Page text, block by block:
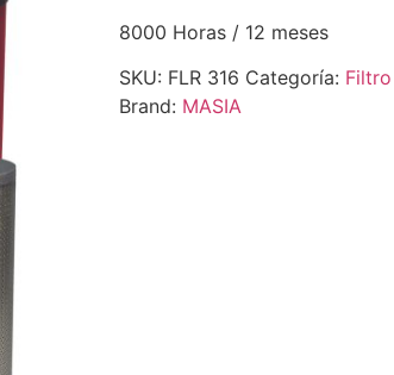
8000 Horas / 12 meses
SKU: FLR 316 Categoría:
Brand: MASIA